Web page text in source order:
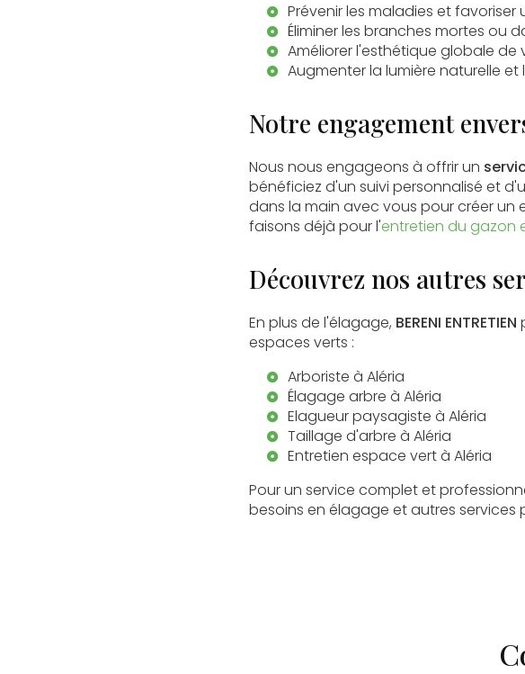
Prévenir les maladies et
Éliminer les branches mortes ou
Améliorer l'esthétique globale de
Augmenter la lumière naturelle
Notre engagement
Nous nous engageons à offrir un
bénéficiez d'un suivi personnalisé et
dans la main avec vous pour créer un
faisons déjà pour l'entretien du gazon
Découvrez nos autres
En plus de l'élagage, BERENI ENTRETIEN
espaces verts :
Arboriste à Aléria
Élagage arbre à Aléria
Elagueur paysagiste à Aléria
Taillage d'arbre à Aléria
Entretien espace vert à Aléria
Pour un service complet et
besoins en élagage et autres services